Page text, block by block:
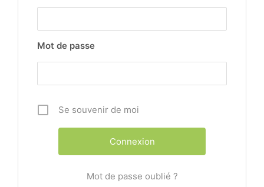
Mot de passe
Se souvenir de moi
Mot de passe oublié ?